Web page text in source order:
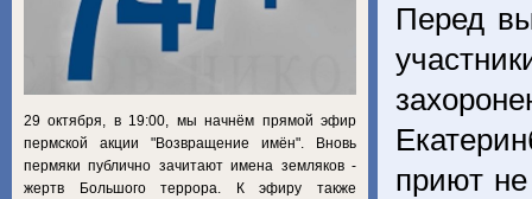
Перед
приют
29 октября, в 19:00, мы начнём прямой эфир
пермской акции "Возвращение имён". Вновь
пермяки публично зачитают имена земляков -
жертв Большого террора. К эфиру также